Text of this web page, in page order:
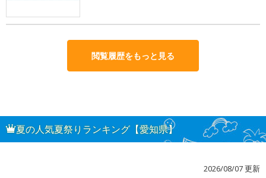
閲覧履歴をもっと見る
夏の人気夏祭りランキング【愛知県】
2026/08/07 更新